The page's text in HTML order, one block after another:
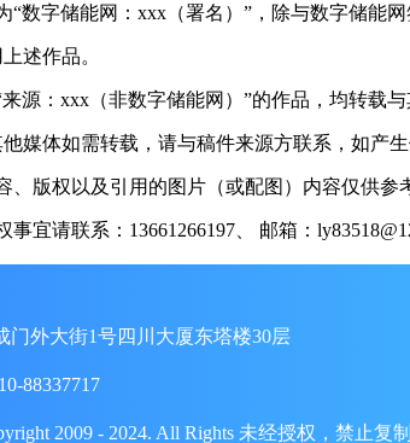
“数字储能网：xxx（署名）”，除与数字储能
述作品。
源：xxx（非数字储能网）”的作品，均转载
媒体如需转载，请与稿件来源方联系，如产
、版权以及引用的图片（或配图）内容仅供参
事宜请联系：13661266197、 邮箱：
门外大街1号四川大厦东塔楼30层
88337717
2009 - 2024. All Rights 未经授权，禁止复